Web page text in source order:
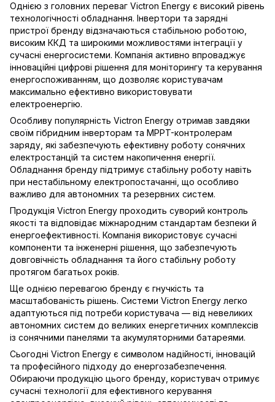
Однією з головних переваг Victron Energy є високий рівень
технологічності обладнання. Інвертори та зарядні
пристрої бренду відзначаються стабільною роботою,
високим ККД та широкими можливостями інтеграції у
сучасні енергосистеми. Компанія активно впроваджує
інноваційні цифрові рішення для моніторингу та керування
енергоспоживанням, що дозволяє користувачам
максимально ефективно використовувати
електроенергію.
Особливу популярність Victron Energy отримав завдяки
своїм гібридним інверторам та MPPT-контролерам
заряду, які забезпечують ефективну роботу сонячних
електростанцій та систем накопичення енергії.
Обладнання бренду підтримує стабільну роботу навіть
при нестабільному електропостачанні, що особливо
важливо для автономних та резервних систем.
Продукція Victron Energy проходить суворий контроль
якості та відповідає міжнародним стандартам безпеки й
енергоефективності. Компанія використовує сучасні
компоненти та інженерні рішення, що забезпечують
довговічність обладнання та його стабільну роботу
протягом багатьох років.
Ще однією перевагою бренду є гнучкість та
масштабованість рішень. Системи Victron Energy легко
адаптуються під потреби користувача — від невеликих
автономних систем до великих енергетичних комплексів
із сонячними панелями та акумуляторними батареями.
Сьогодні Victron Energy є символом надійності, інновацій
та професійного підходу до енергозабезпечення.
Обираючи продукцію цього бренду, користувач отримує
сучасні технології для ефективного керування